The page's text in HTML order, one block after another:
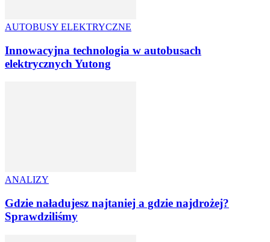
AUTOBUSY ELEKTRYCZNE
Innowacyjna technologia w autobusach
elektrycznych Yutong
ANALIZY
Gdzie naładujesz najtaniej a gdzie najdrożej?
Sprawdziliśmy